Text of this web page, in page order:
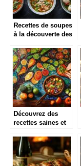
Recettes de soupes
à la découverte des
Découvrez des
recettes saines et
alimentation
équilibrée